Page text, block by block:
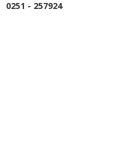
0251 - 257924